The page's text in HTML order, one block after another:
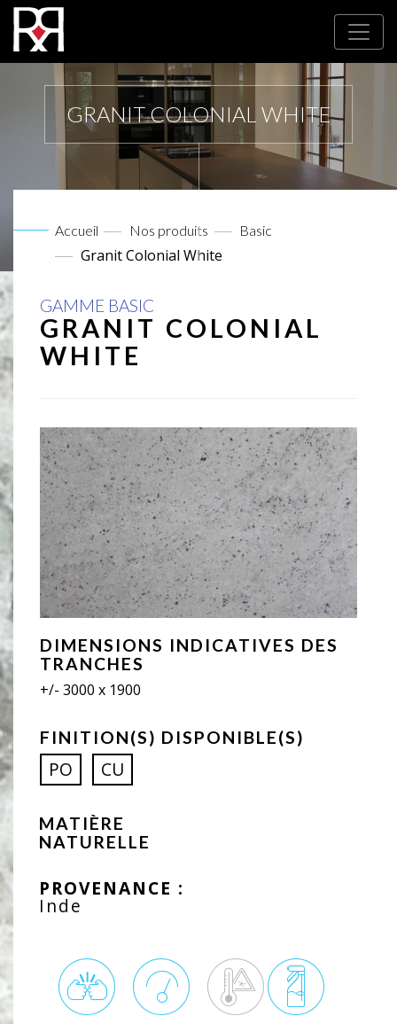
GRANIT COLONIAL WHITE
Accueil Nos produits Basic
Granit Colonial White
MATIÈRE
NATURELLE
PROVENANCE :
Inde
GAMME BASIC
GRANIT COLONIAL
WHITE
DIMENSIONS INDICATIVES DES
TRANCHES
+/- 3000 x 1900
FINITION(S) DISPONIBLE(S)
PO CU